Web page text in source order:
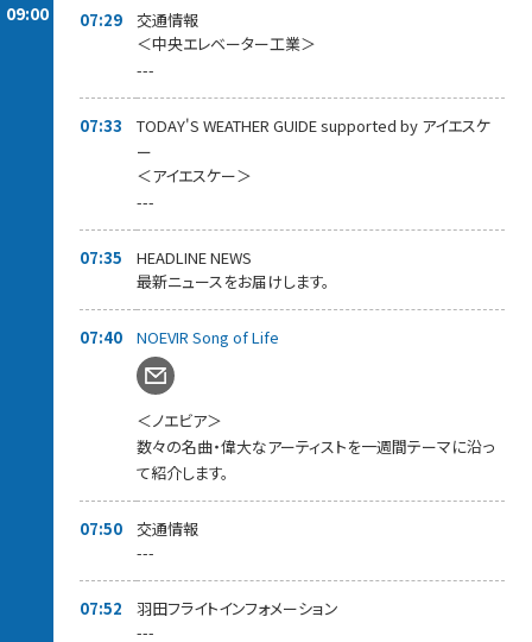
09:00 07:29
交通情報
＜中央エレベーター工業＞
---
07:33
TODAY'S WEATHER GUIDE supported by アイエスケ
ー
＜アイエスケー＞
---
07:35
HEADLINE NEWS
最新ニュースをお届けします。
07:40 NOEVIR Song of Life
＜ノエビア＞
数々の名曲・偉大なアーティストを一週間テーマに沿っ
て紹介します。
07:50
交通情報
---
07:52
羽田フライトインフォメーション
---